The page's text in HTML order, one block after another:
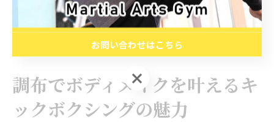
ーションが維持しやすく、健康的なライフスタイルへの
第一歩を踏み出すきっかけとなっています。
調布でボディメイクを叶えるキ
ックボクシングの魅力
お問い合わせはこちら
お問い合わせはこちら